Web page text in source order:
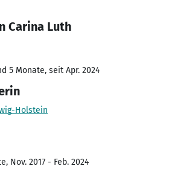
Carina Luth
5 Monate, seit Apr. 2024
Holstein
Nov. 2017 - Feb. 2024